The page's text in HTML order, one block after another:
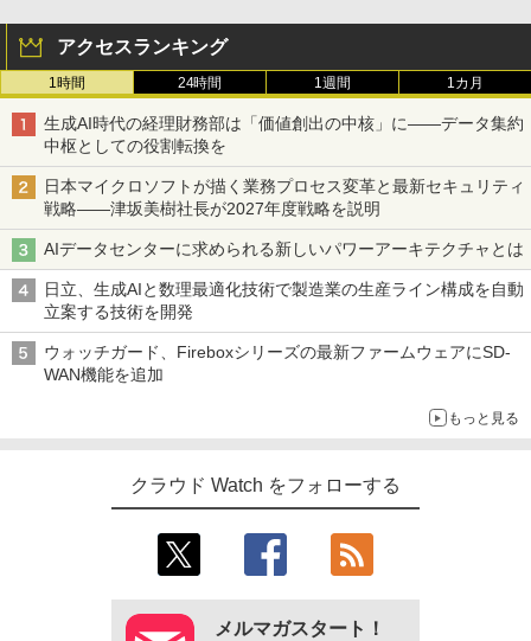
アクセスランキング
1時間 24時間 1週間 1カ月
生成AI時代の経理財務部は「価値創出の中核」に――データ集約
中枢としての役割転換を
日本マイクロソフトが描く業務プロセス変革と最新セキュリティ
戦略――津坂美樹社長が2027年度戦略を説明
AIデータセンターに求められる新しいパワーアーキテクチャとは
日立、生成AIと数理最適化技術で製造業の生産ライン構成を自動
立案する技術を開発
ウォッチガード、Fireboxシリーズの最新ファームウェアにSD-
WAN機能を追加
もっと見る
クラウド Watch をフォローする
メルマガスタート！